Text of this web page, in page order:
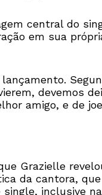
central do
em sua
devemos
amigo, e de
Grazielle
da cantora,
inclusive